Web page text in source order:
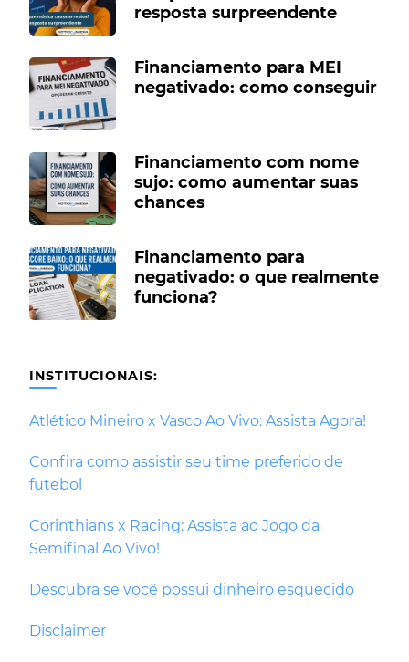
resposta surpreendente
Financiamento para MEI
negativado: como conseguir
Financiamento com nome
sujo: como aumentar suas
chances
Financiamento para
negativado: o que realmente
funciona?
INSTITUCIONAIS:
Atlético Mineiro x Vasco Ao Vivo: Assista Agora!
Confira como assistir seu time preferido de
futebol
Corinthians x Racing: Assista ao Jogo da
Semifinal Ao Vivo!
Descubra se você possui dinheiro esquecido
Disclaimer